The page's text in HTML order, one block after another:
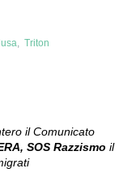
, Triton
il Comunicato
SOS Razzismo il